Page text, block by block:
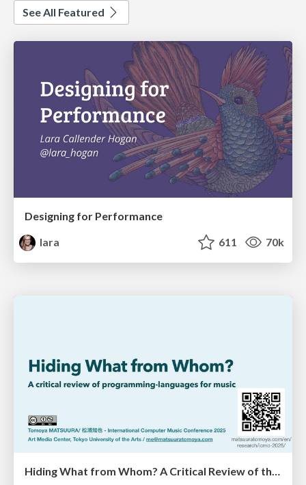
See All Featured
Designing for Performance
lara
611 70k
Hiding What from Whom? A Critical Review of the History of Programming languages for Music